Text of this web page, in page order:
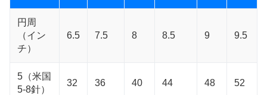
円周
（イン
チ）
6.5 7.5 8 8.5 9 9.5
5（米国
5-8針）
32 36 40 44 48 52